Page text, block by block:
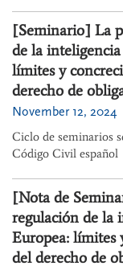
[Seminario] La
de la
límites y
derecho de
November 12, 2024
Ciclo de seminarios
Código Civil español
[Nota de
regulación de la
Europea: límites
del derecho de